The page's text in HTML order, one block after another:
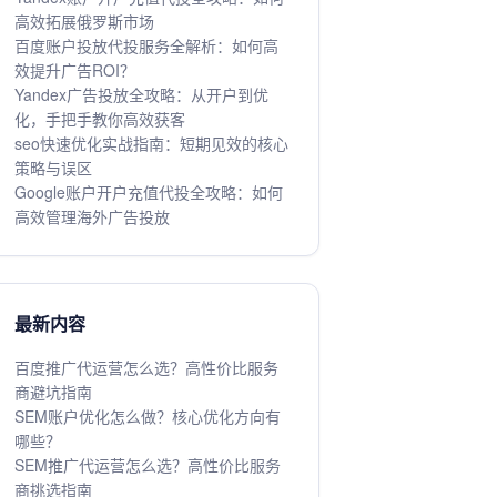
高效拓展俄罗斯市场
百度账户投放代投服务全解析：如何高
效提升广告ROI？
Yandex广告投放全攻略：从开户到优
化，手把手教你高效获客
seo快速优化实战指南：短期见效的核心
策略与误区
Google账户开户充值代投全攻略：如何
高效管理海外广告投放
最新内容
百度推广代运营怎么选？高性价比服务
商避坑指南
SEM账户优化怎么做？核心优化方向有
哪些？
SEM推广代运营怎么选？高性价比服务
商挑选指南